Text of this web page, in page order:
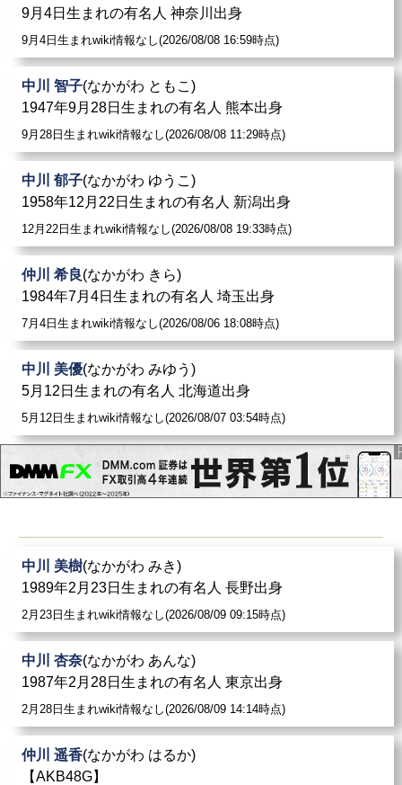
9月4日生まれの有名人 神奈川出身
9月4日生まれwiki情報なし(2026/08/08 16:59時点)
中川 智子(なかがわ ともこ)
1947年9月28日生まれの有名人 熊本出身
9月28日生まれwiki情報なし(2026/08/08 11:29時点)
中川 郁子(なかがわ ゆうこ)
1958年12月22日生まれの有名人 新潟出身
12月22日生まれwiki情報なし(2026/08/08 19:33時点)
仲川 希良(なかがわ きら)
1984年7月4日生まれの有名人 埼玉出身
7月4日生まれwiki情報なし(2026/08/06 18:08時点)
中川 美優(なかがわ みゆう)
5月12日生まれの有名人 北海道出身
5月12日生まれwiki情報なし(2026/08/07 03:54時点)
中川 美樹(なかがわ みき)
1989年2月23日生まれの有名人 長野出身
2月23日生まれwiki情報なし(2026/08/09 09:15時点)
中川 杏奈(なかがわ あんな)
1987年2月28日生まれの有名人 東京出身
2月28日生まれwiki情報なし(2026/08/09 14:14時点)
仲川 遥香(なかがわ はるか)
【AKB48G】